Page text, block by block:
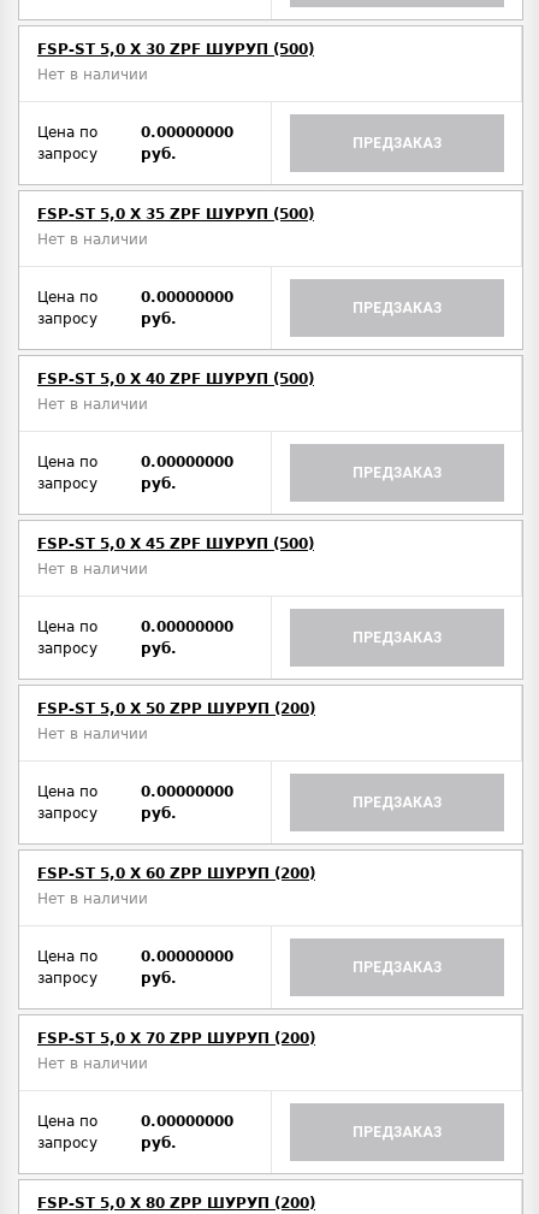
FSP-ST 5,0 X 30 ZPF ШУРУП (500)
Нет в наличии
Цена по
запросу
0.00000000
руб.
ПРЕДЗАКАЗ
FSP-ST 5,0 X 35 ZPF ШУРУП (500)
Нет в наличии
Цена по
запросу
0.00000000
руб.
ПРЕДЗАКАЗ
FSP-ST 5,0 X 40 ZPF ШУРУП (500)
Нет в наличии
Цена по
запросу
0.00000000
руб.
ПРЕДЗАКАЗ
FSP-ST 5,0 X 45 ZPF ШУРУП (500)
Нет в наличии
Цена по
запросу
0.00000000
руб.
ПРЕДЗАКАЗ
FSP-ST 5,0 X 50 ZPP ШУРУП (200)
Нет в наличии
Цена по
запросу
0.00000000
руб.
ПРЕДЗАКАЗ
FSP-ST 5,0 X 60 ZPP ШУРУП (200)
Нет в наличии
Цена по
запросу
0.00000000
руб.
ПРЕДЗАКАЗ
FSP-ST 5,0 X 70 ZPP ШУРУП (200)
Нет в наличии
Цена по
запросу
0.00000000
руб.
ПРЕДЗАКАЗ
FSP-ST 5,0 X 80 ZPP ШУРУП (200)